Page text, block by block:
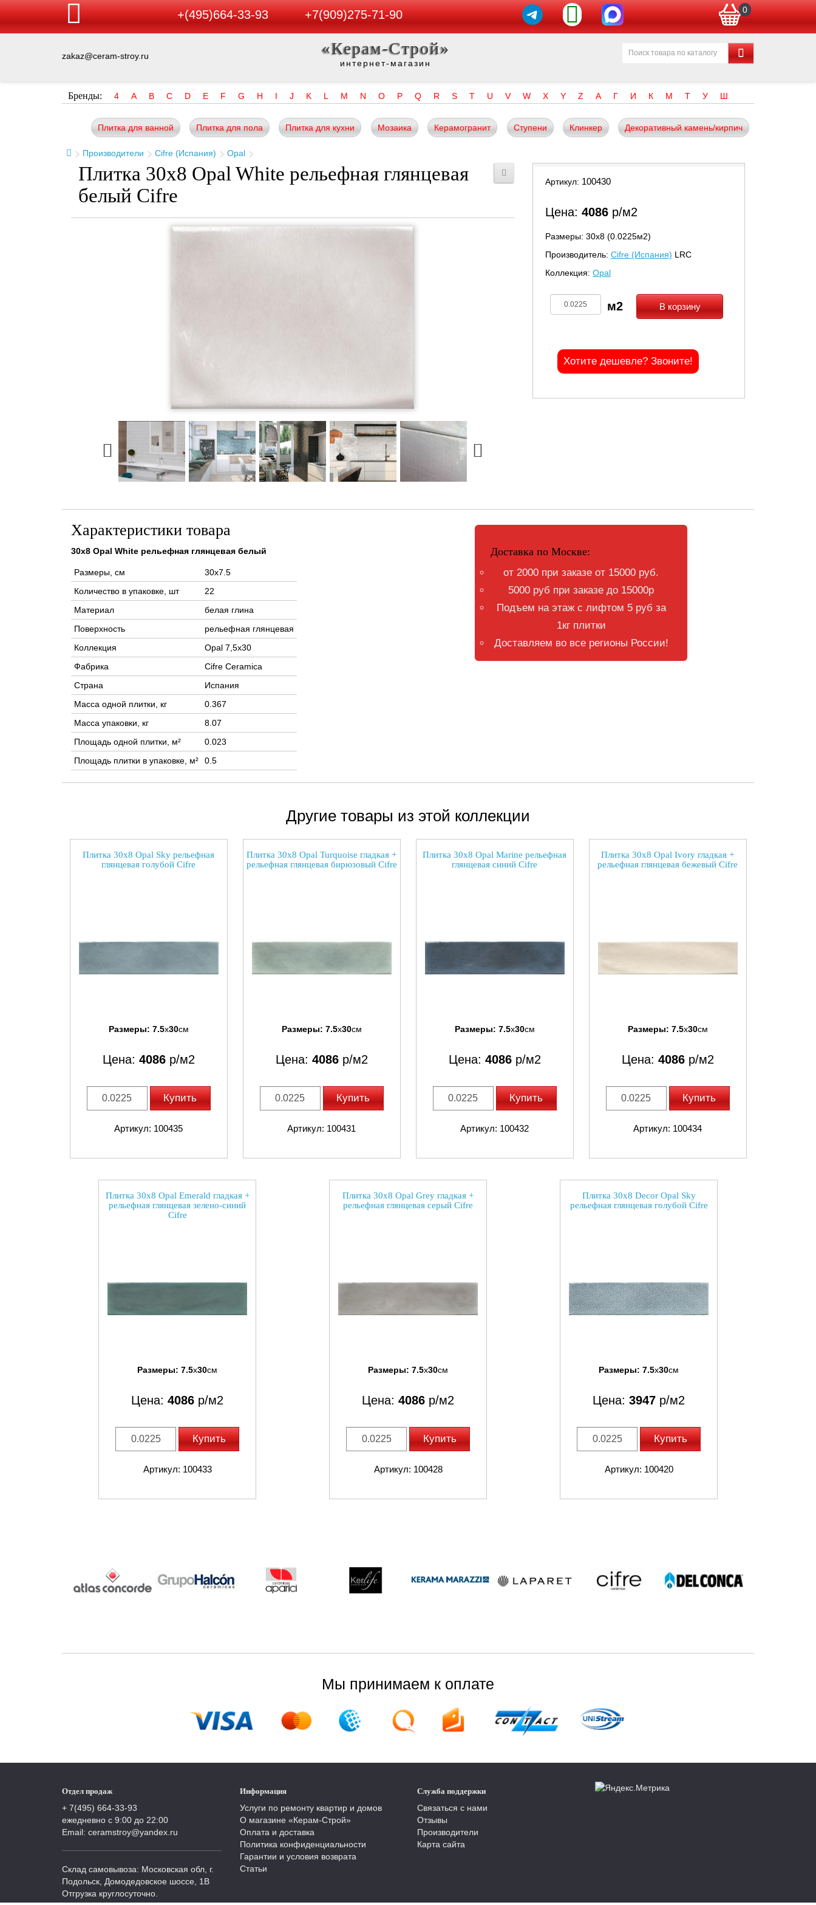
+(495)664-33-93 +7(909)275-71-90 0
zakaz@ceram-stroy.ru «Керам-Строй»
интернет-магазин
Бренды: 4 A B C D E F G H I J K L M N O P Q R S T U V W X Y Z А Г И К М Т У Ш
Плитка для ванной Плитка для пола Плитка для кухни Мозаика Керамогранит Ступени Клинкер Декоративный камень/кирпич
Производители Cifre (Испания) Opal
Плитка 30x8 Opal White рельефная глянцевая
белый Cifre
Артикул: 100430
Цена: 4086 р/м2
Размеры: 30х8 (0.0225м2)
Производитель: Cifre (Испания) LRC
Коллекция: Opal
В корзину
Хотите дешевле? Звоните!
Характеристики товара
30x8 Opal White рельефная глянцевая белый
Размеры, см
30x7.5
Количество в упаковке, шт
22
Материал
белая глина
Поверхность
рельефная глянцевая
Коллекция
Opal 7,5x30
Фабрика
Cifre Ceramica
Страна
Испания
Масса одной плитки, кг
0.367
Масса упаковки, кг
8.07
Площадь одной плитки, м²
0.023
Площадь плитки в упаковке, м²
0.5
Доставка по Москве:
от 2000 при заказе от 15000 руб.
5000 руб при заказе до 15000р
Подъем на этаж с лифтом 5 руб за
1кг плитки
Доставляем во все регионы России!
Другие товары из этой коллекции
Плитка 30x8 Opal Sky рельефная
глянцевая голубой Cifre
Размеры: 7.5x30см
Цена: 4086р/м2
Купить
Артикул: 100435
Плитка 30x8 Opal Turquoise гладкая +
рельефная глянцевая бирюзовый Cifre
Размеры: 7.5x30см
Цена: 4086р/м2
Купить
Артикул: 100431
Плитка 30x8 Opal Marine рельефная
глянцевая синий Cifre
Размеры: 7.5x30см
Цена: 4086р/м2
Купить
Артикул: 100432
Плитка 30x8 Opal Ivory гладкая +
рельефная глянцевая бежевый Cifre
Размеры: 7.5x30см
Цена: 4086р/м2
Купить
Артикул: 100434
Плитка 30x8 Opal Emerald гладкая +
рельефная глянцевая зелено-синий
Cifre
Размеры: 7.5x30см
Цена: 4086 р/м2
Купить
Артикул: 100433
Плитка 30x8 Opal Grey гладкая +
рельефная глянцевая серый Cifre
Размеры: 7.5x30см
Цена: 4086 р/м2
Купить
Артикул: 100428
Плитка 30x8 Decor Opal Sky
рельефная глянцевая голубой Cifre
Размеры: 7.5x30см
Цена: 3947 р/м2
Купить
Артикул: 100420
Мы принимаем к оплате
Отдел продаж
+ 7(495) 664-33-93
ежедневно с 9:00 до 22:00
Email: ceramstroy@yandex.ru
Склад самовывоза: Московская обл, г.
Подольск, Домодедовское шоссе, 1В
Отгрузка круглосуточно.
Информация
Услуги по ремонту квартир и домов
О магазине «Керам-Строй»
Оплата и доставка
Политика конфиденциальности
Гарантии и условия возврата
Статьи
Служба поддержки
Связаться с нами
Отзывы
Производители
Карта сайта